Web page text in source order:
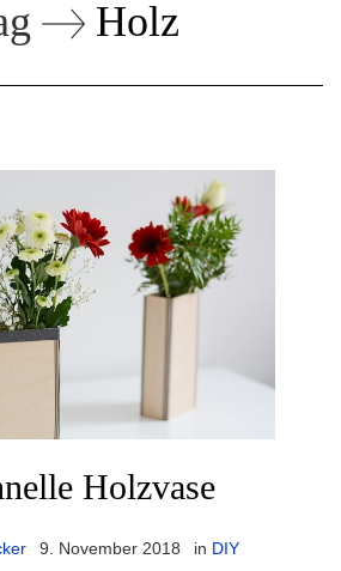
Holz
Holzvase
9. November 2018 in DIY